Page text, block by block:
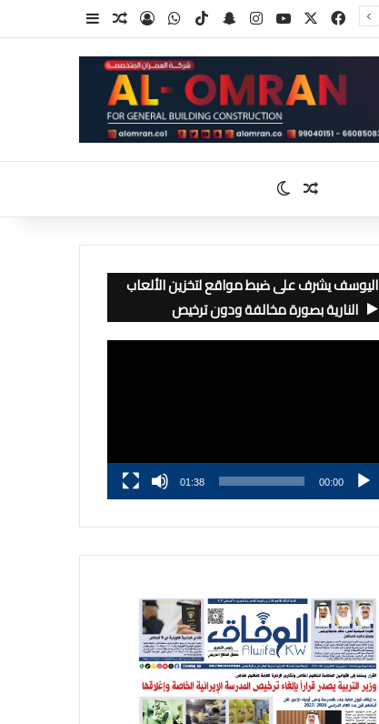
فيسبوك ‫YouTubeانستقرامسناب تشات
‫TikTokواتسابتسجيل الدخول
مقال عشوائي
إضافة عمود
مقال عشوائي
الوضع المظلم
اليوسف يشرف على ضبط مواقع لتخزين الألعاب
النارية بصورة مخالفة ودون ترخيص
00:00
01:38